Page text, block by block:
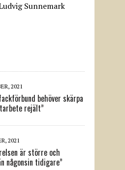
Sunnemark
2021
behöver skärpa
rejält”
2021
är större och
någonsin tidigare”